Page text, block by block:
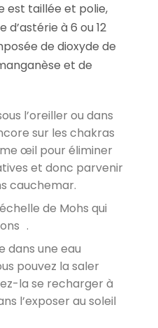
est taillée et polie,
à 6 ou 12
de dioxyde de
et de
l’oreiller ou dans
sur les chakras
œil pour éliminer
et donc parvenir
cauchemar.
de Mohs qui
.
dans une eau
pouvez la saler
la se recharger à
l’exposer au soleil